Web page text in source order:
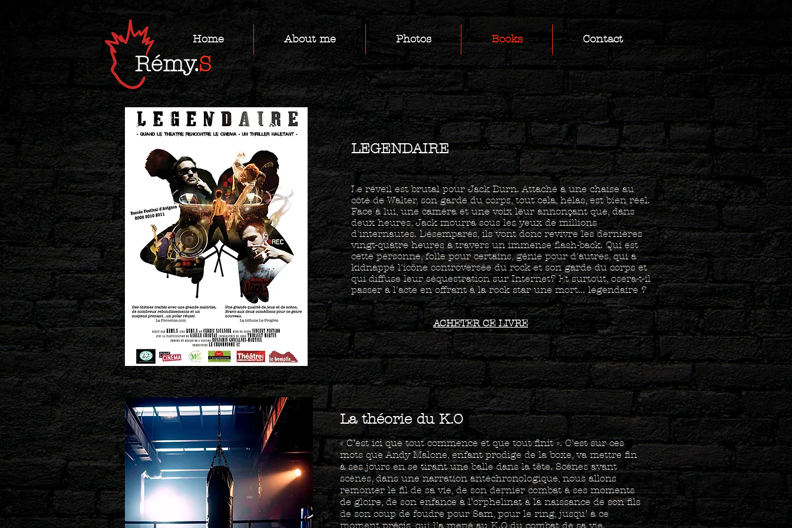
Rémy.S
Home About me Photos Books Contact
LEGENDAIRE
Le réveil est brutal pour Jack Burn. Attaché à une chaise au
côté de Walter, son garde du corps, tout cela, hélas, est bien réel.
Face à lui, une caméra et une voix leur annonçant que, dans
deux heures, Jack mourra sous les yeux de millions
d'internautes. Désemparés, ils vont donc revivre les dernières
vingt-quatre heures à travers un immense flash-back. Qui est
cette personne, folle pour certains, génie pour d'autres, qui a
kidnappé l'icône controversée du rock et son garde du corps et
qui diffuse leur séquestration sur Internet? Et surtout, osera-t-il
passer à l'acte en offrant à la rock star une mort... légendaire ?
ACHETER CE LIVRE
La théorie du K.O
« C’est ici que tout commence et que tout finit ». C’est sur ces
mots que Andy Malone, enfant prodige de la boxe, va mettre fin
à ses jours en se tirant une balle dans la tête. Scènes avant
scènes, dans une narration antéchronologique, nous allons
remonter le fil de sa vie, de son dernier combat à ses moments
de gloire, de son enfance à l’orphelinat à la naissance de son fils
de son coup de foudre pour Sam, pour le ring, jusqu’ à ce
moment précis, qui l’a mené au K.O du combat de sa vie.